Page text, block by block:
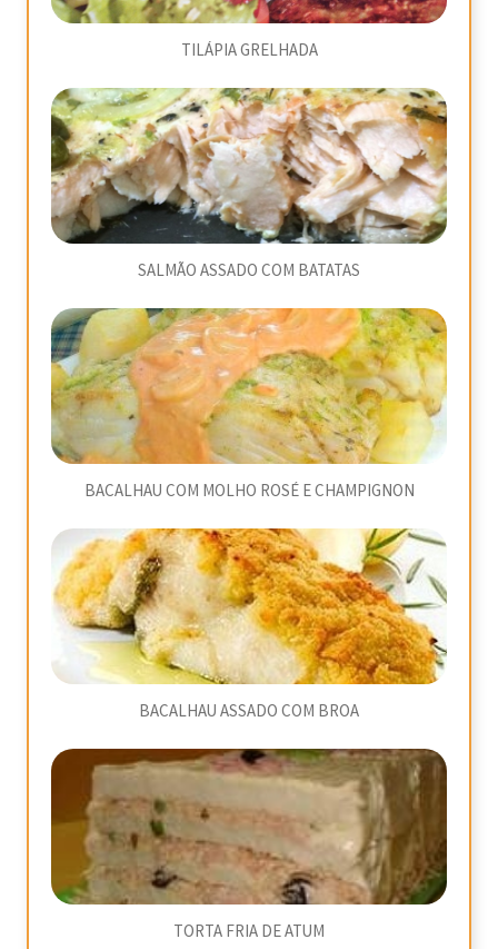
TILÁPIA GRELHADA
SALMÃO ASSADO COM BATATAS
BACALHAU COM MOLHO ROSÉ E CHAMPIGNON
BACALHAU ASSADO COM BROA
TORTA FRIA DE ATUM